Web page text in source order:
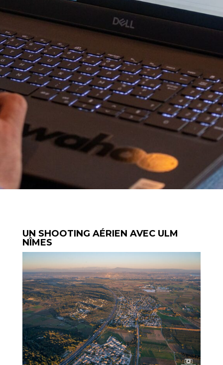
UN SHOOTING AÉRIEN AVEC ULM
NÎMES